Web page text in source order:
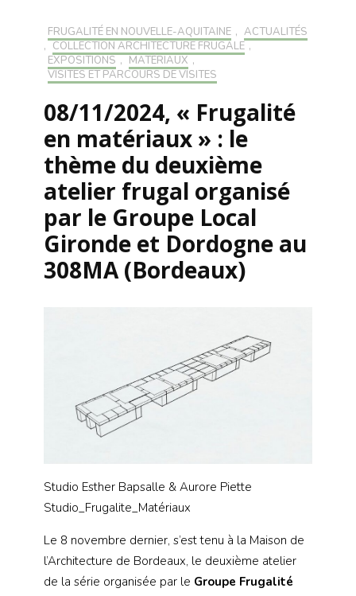
FRUGALITÉ EN NOUVELLE-AQUITAINE , ACTUALITÉS
, COLLECTION ARCHITECTURE FRUGALE ,
EXPOSITIONS , MATÉRIAUX ,
VISITES ET PARCOURS DE VISITES
08/11/2024, « Frugalité
en matériaux » : le
thème du deuxième
atelier frugal organisé
par le Groupe Local
Gironde et Dordogne au
308MA (Bordeaux)
Studio Esther Bapsalle & Aurore Piette
Studio_Frugalite_Matériaux
Le 8 novembre dernier, s’est tenu à la Maison de
l’Architecture de Bordeaux, le deuxième atelier
de la série organisée par le Groupe Frugalité